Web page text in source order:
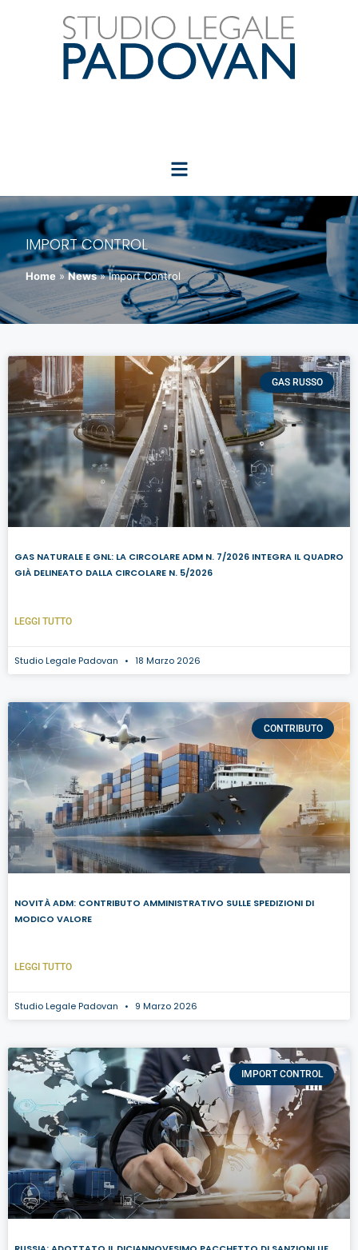
IMPORT CONTROL
Home » News » Import Control
GAS RUSSO
GAS NATURALE E GNL: LA CIRCOLARE ADM N. 7/2026 INTEGRA IL QUADRO
GIÀ DELINEATO DALLA CIRCOLARE N. 5/2026
LEGGI TUTTO
Studio Legale Padovan 18 Marzo 2026
CONTRIBUTO
NOVITÀ ADM: CONTRIBUTO AMMINISTRATIVO SULLE SPEDIZIONI DI
MODICO VALORE
LEGGI TUTTO
Studio Legale Padovan 9 Marzo 2026
IMPORT CONTROL